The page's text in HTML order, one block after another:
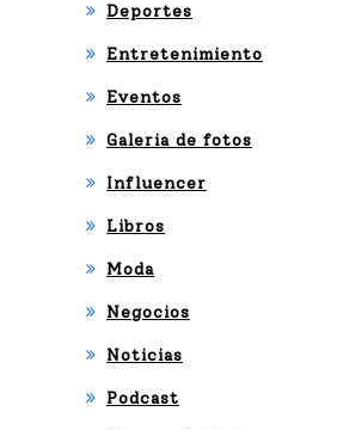
Deportes
Entretenimiento
Eventos
Galeria de fotos
Influencer
Libros
Moda
Negocios
Noticias
Podcast